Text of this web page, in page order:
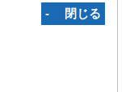
‐ 閉じる